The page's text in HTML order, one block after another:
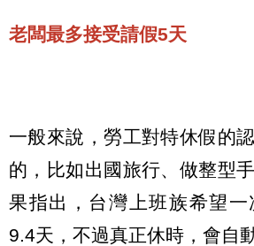
老闆最多接受請假5天
一般來說，勞工對特休假的
的，比如出國旅行、做整型
果指出，台灣上班族希望一
9.4天，不過真正休時，會自